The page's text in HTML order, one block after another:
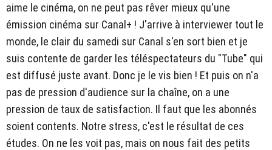
aime le cinéma, on ne peut pas rêver mieux qu'une
émission cinéma sur Canal+ ! J'arrive à interviewer tout le
monde, le clair du samedi sur Canal s'en sort bien et je
suis contente de garder les téléspectateurs du "Tube" qui
est diffusé juste avant. Donc je le vis bien ! Et puis on n'a
pas de pression d'audience sur la chaîne, on a une
pression de taux de satisfaction. Il faut que les abonnés
soient contents. Notre stress, c'est le résultat de ces
études. On ne les voit pas, mais on nous fait des petits